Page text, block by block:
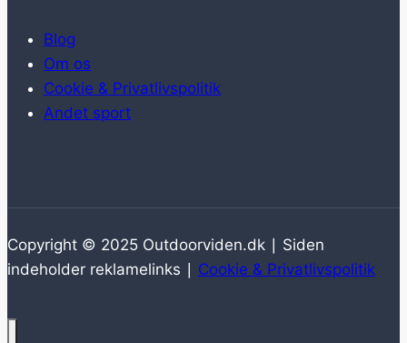
Blog
Om os
Cookie & Privatlivspolitik
Andet sport
Copyright © 2025 Outdoorviden.dk ∣ Siden
indeholder reklamelinks ∣ Cookie & Privatlivspolitik